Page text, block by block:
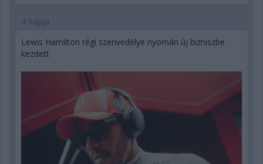
4 napja
Lewis Hamilton régi szenvedélye nyomán új bizniszbe
kezdett